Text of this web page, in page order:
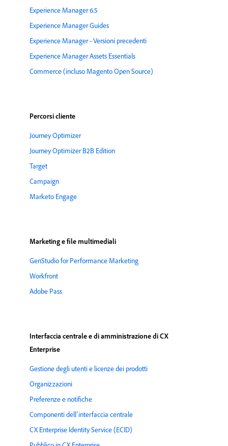
Experience Manager 6.5
Experience Manager Guides
Experience Manager - Versioni precedenti
Experience Manager Assets Essentials
Commerce (incluso Magento Open Source)
Percorsi cliente
Journey Optimizer
Journey Optimizer B2B Edition
Target
Campaign
Marketo Engage
Marketing e file multimediali
GenStudio for Performance Marketing
Workfront
Adobe Pass
Interfaccia centrale e di amministrazione di CX
Enterprise
Gestione degli utenti e licenze dei prodotti
Organizzazioni
Preferenze e notifiche
Componenti dell’interfaccia centrale
CX Enterprise Identity Service (ECID)